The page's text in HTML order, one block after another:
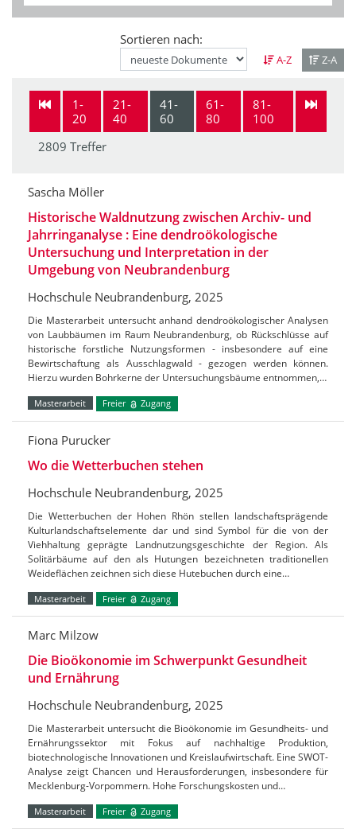
Sortieren nach:
A-Z Z-A
1-
20
21-
40
41-
60
61-
80
81-
100
2809 Treffer
Sascha Möller
Historische Waldnutzung zwischen Archiv- und
Jahrringanalyse : Eine dendroökologische
Untersuchung und Interpretation in der
Umgebung von Neubrandenburg
Hochschule Neubrandenburg, 2025
Die Masterarbeit untersucht anhand dendroökologischer Analysen
von Laubbäumen im Raum Neubrandenburg, ob Rückschlüsse auf
historische forstliche Nutzungsformen - insbesondere auf eine
Bewirtschaftung als Ausschlagwald - gezogen werden können.
Hierzu wurden Bohrkerne der Untersuchungsbäume entnommen,…
Masterarbeit Freier Zugang
Fiona Purucker
Wo die Wetterbuchen stehen
Hochschule Neubrandenburg, 2025
Die Wetterbuchen der Hohen Rhön stellen landschaftsprägende
Kulturlandschaftselemente dar und sind Symbol für die von der
Viehhaltung geprägte Landnutzungsgeschichte der Region. Als
Solitärbäume auf den als Hutungen bezeichneten traditionellen
Weideflächen zeichnen sich diese Hutebuchen durch eine…
Masterarbeit Freier Zugang
Marc Milzow
Die Bioökonomie im Schwerpunkt Gesundheit
und Ernährung
Hochschule Neubrandenburg, 2025
Die Masterarbeit untersucht die Bioökonomie im Gesundheits- und
Ernährungssektor mit Fokus auf nachhaltige Produktion,
biotechnologische Innovationen und Kreislaufwirtschaft. Eine SWOT-
Analyse zeigt Chancen und Herausforderungen, insbesondere für
Mecklenburg-Vorpommern. Hohe Forschungskosten und…
Masterarbeit Freier Zugang